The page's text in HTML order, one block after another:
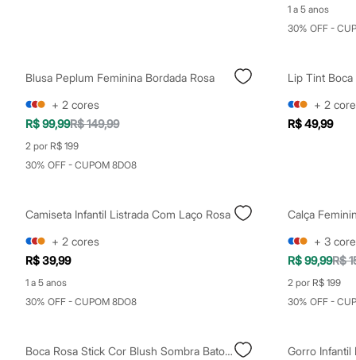
Acessórios
Chapéus e Bonés
Cintos
Carteiras
Óculos
Relógios
Sapatos
Sandálias e Papetes
Tênis
Moda esportiva
Acessórios
Bermudas
Camisetas
Regatas
1 a 5 anos
30% OFF -
Blusa Peplum Feminina Bordada Rosa
+ 2 cores
R$ 99,99R$ 149,99
2 por R$ 199
30% OFF - CUPOM 8DO8
Lip Tint Boca
+ 2
R$ 49,99
Camiseta Infantil Listrada Com Laço Rosa
+ 2 cores
R$ 39,99
1 a 5 anos
30% OFF - CUPOM 8DO8
Calça
+ 3
R$ 99,99R$
2 por R$ 199
30% OFF -
Boca Rosa Stick Cor Blush Sombra Batom Vix
Gorro Infantil